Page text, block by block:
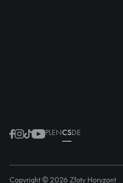
PLENCSDE
Copyright© 2026 Złoty Horyzont